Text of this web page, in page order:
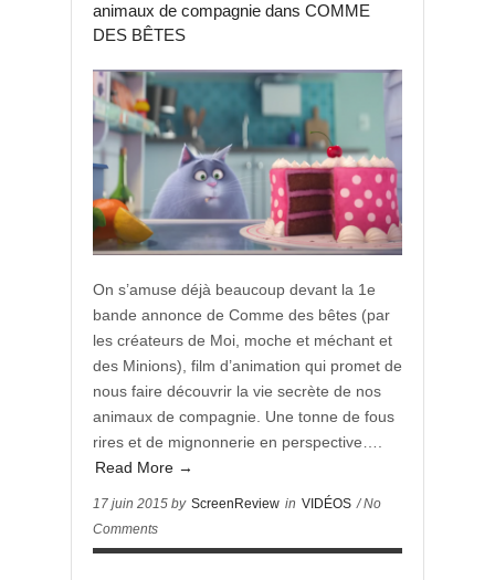
animaux de compagnie dans COMME
DES BÊTES
On s’amuse déjà beaucoup devant la 1e
bande annonce de Comme des bêtes (par
les créateurs de Moi, moche et méchant et
des Minions), film d’animation qui promet de
nous faire découvrir la vie secrète de nos
animaux de compagnie. Une tonne de fous
rires et de mignonnerie en perspective….
Read More →
17 juin 2015 by ScreenReview in VIDÉOS / No
Comments